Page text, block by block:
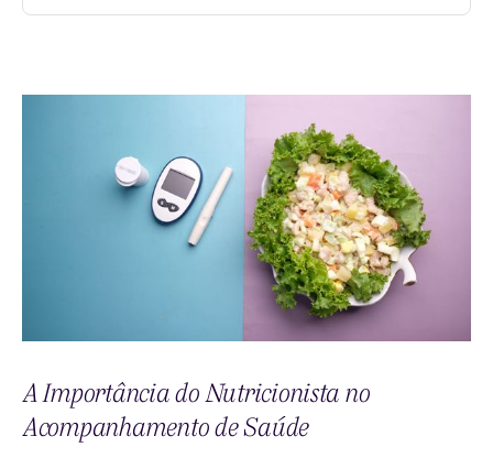
A Importância do Nutricionista no
Acompanhamento de Saúde